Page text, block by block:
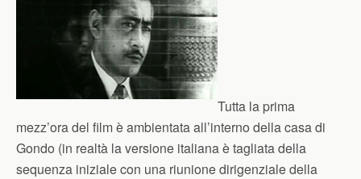
Tutta la prima
mezz’ora del film è ambientata all’interno della casa di
Gondo (in realtà la versione italiana è tagliata della
sequenza iniziale con una riunione dirigenziale della